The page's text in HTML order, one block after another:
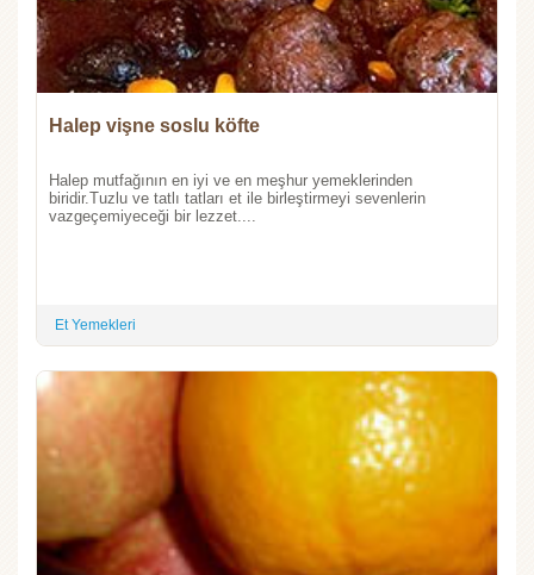
Halep vişne soslu köfte
Halep mutfağının en iyi ve en meşhur yemeklerinden
biridir.Tuzlu ve tatlı tatları et ile birleştirmeyi sevenlerin
vazgeçemiyeceği bir lezzet....
Et Yemekleri